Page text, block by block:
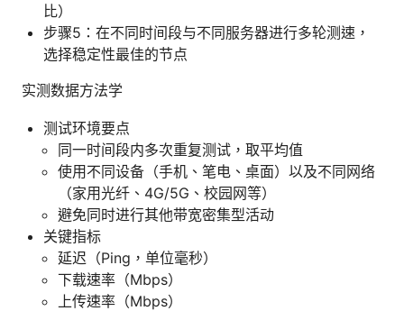
比）
步骤5：在不同时间段与不同服务器进行多轮测速，
选择稳定性最佳的节点
实测数据方法学
测试环境要点
同一时间段内多次重复测试，取平均值
使用不同设备（手机、笔电、桌面）以及不同网络
（家用光纤、4G/5G、校园网等）
避免同时进行其他带宽密集型活动
关键指标
延迟（Ping，单位毫秒）
下载速率（Mbps）
上传速率（Mbps）